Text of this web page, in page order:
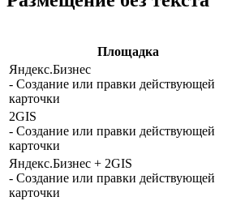
Площадка
Яндекс.Бизнес
- Создание или правки действующей
карточки
2GIS
- Создание или правки действующей
карточки
Яндекс.Бизнес + 2GIS
- Создание или правки действующей
карточки